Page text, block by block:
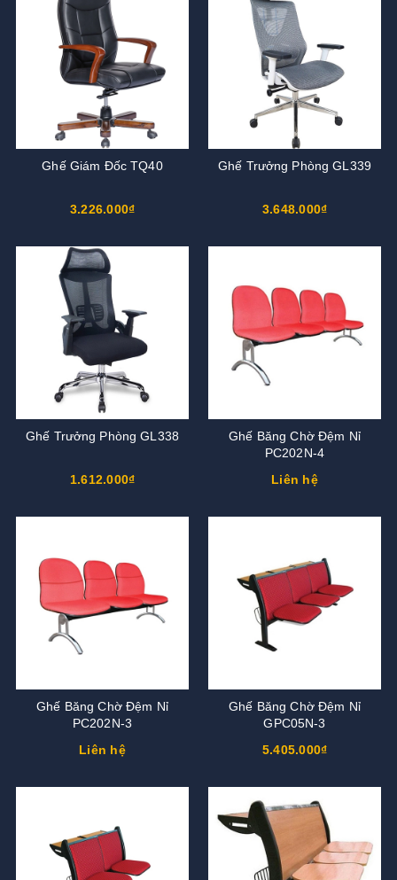
Ghế Giám Đốc TQ40
3.226.000₫
Ghế Trưởng Phòng GL339
3.648.000₫
Ghế Trưởng Phòng GL338
1.612.000₫
Ghế Băng Chờ Đệm Nỉ
PC202N-4
Liên hệ
Ghế Băng Chờ Đệm Nỉ
PC202N-3
Liên hệ
Ghế Băng Chờ Đệm Nỉ
GPC05N-3
5.405.000₫